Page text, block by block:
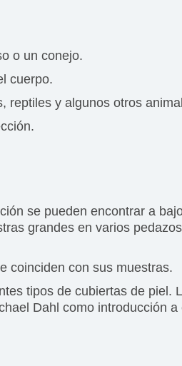
o un conejo.
cuerpo.
reptiles y algunos otros
se pueden encontrar a
grandes en varios
coinciden con sus muestras.
tipos de cubiertas de piel.
Dahl como introducción a